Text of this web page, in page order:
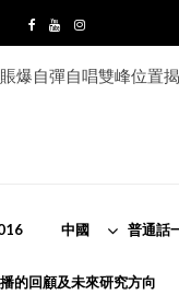
爆自彈自唱雙峰位置
中國 普通話
的回顧及未來研究方向